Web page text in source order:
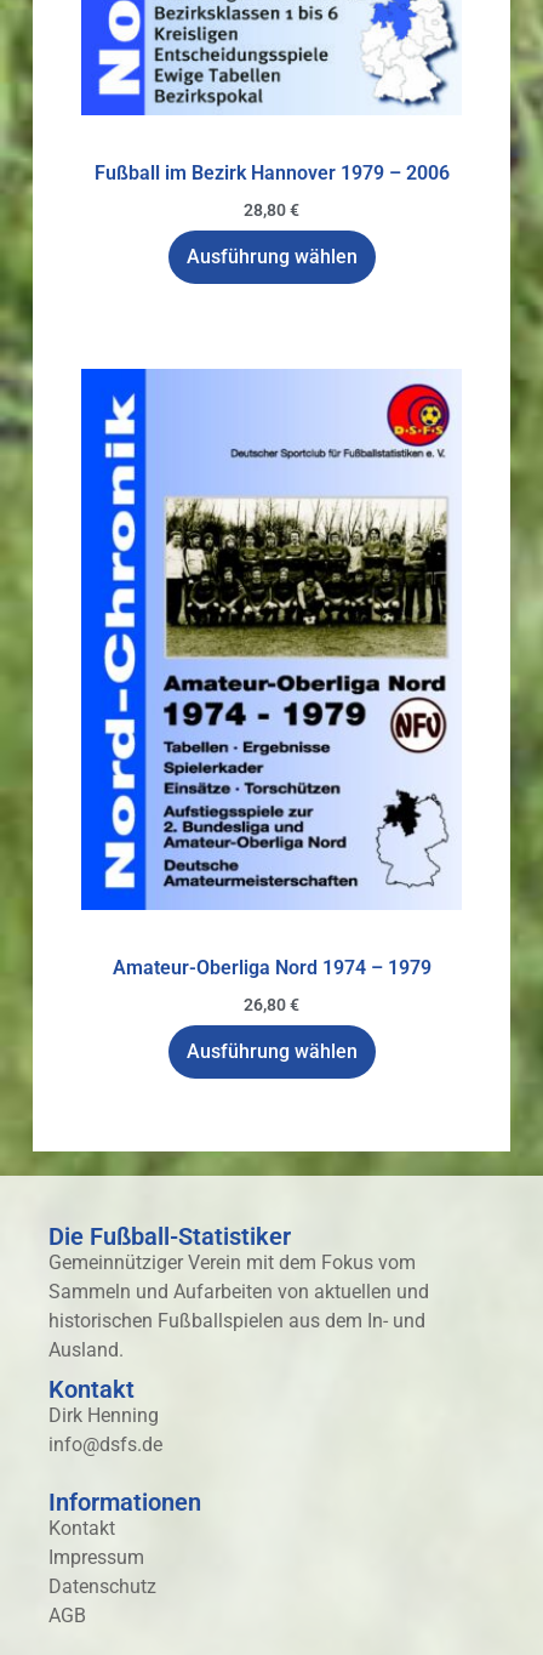
Fußball im Bezirk Hannover 1979 – 2006
28,80€
Ausführung wählen
Amateur-Oberliga Nord 1974 – 1979
26,80€
Ausführung wählen
Die Fußball-Statistiker
Gemeinnütziger Verein mit dem Fokus vom
Sammeln und Aufarbeiten von aktuellen und
historischen Fußballspielen aus dem In- und
Ausland.
Kontakt
Dirk Henning
info@dsfs.de
Informationen
Kontakt
Impressum
Datenschutz
AGB